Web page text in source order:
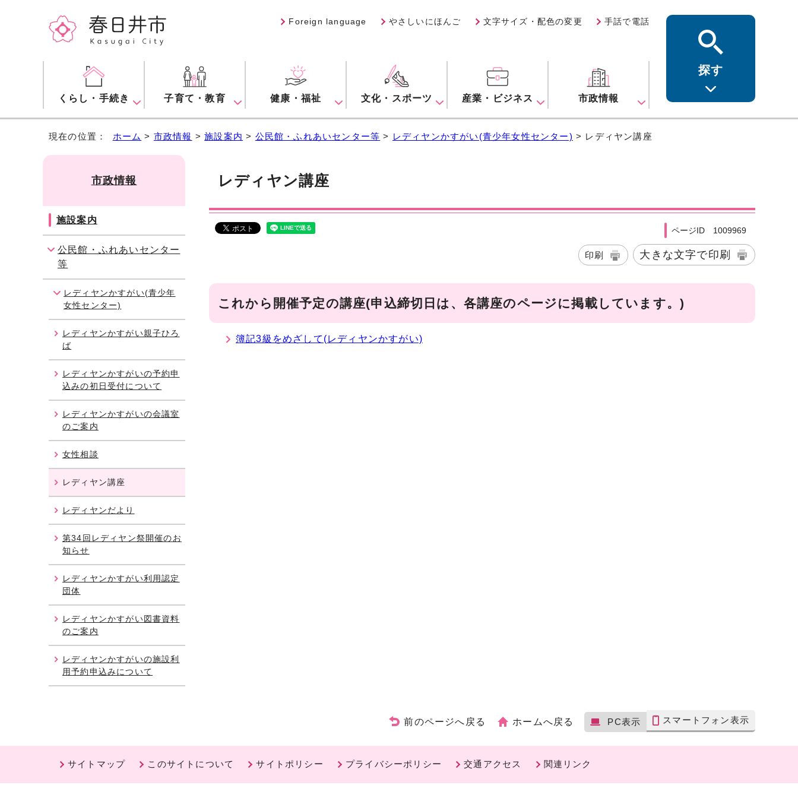
Foreign language やさしいにほんご 文字サイズ・配色の変更 手話で電話
くらし・手続き 子育て・教育 健康・福祉 文化・スポーツ 産業・ビジネス 市政情報
探す
現在の位置： ホーム > 市政情報 >施設案内 > 公民館・ふれあいセンター等 > レディヤンかすがい(青少年女性センター) > レディヤン講座
レディヤン講座
ページID 1009969
印刷 大きな文字で印刷
これから開催予定の講座(申込締切日は、各講座のページに掲載しています。)
簿記3級をめざして(レディヤンかすがい)
市政情報
施設案内
公民館・ふれあいセンター
等
レディヤンかすがい(青少年
女性センター)
レディヤンかすがい親子ひろ
ば
レディヤンかすがいの予約申
込みの初日受付について
レディヤンかすがいの会議室
のご案内
女性相談
レディヤン講座
レディヤンだより
第34回レディヤン祭開催のお
知らせ
レディヤンかすがい利用認定
団体
レディヤンかすがい図書資料
のご案内
レディヤンかすがいの施設利
用予約申込みについて
前のページへ戻る ホームへ戻る PC表示 スマートフォン表示
サイトマップ このサイトについて サイトポリシー プライバシーポリシー 交通アクセス 関連リンク